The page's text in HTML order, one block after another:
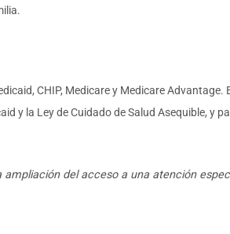
CHIP, Medicare y Medicare
y la Ley de Cuidado de Salud Asequible, y
del acceso a una atención